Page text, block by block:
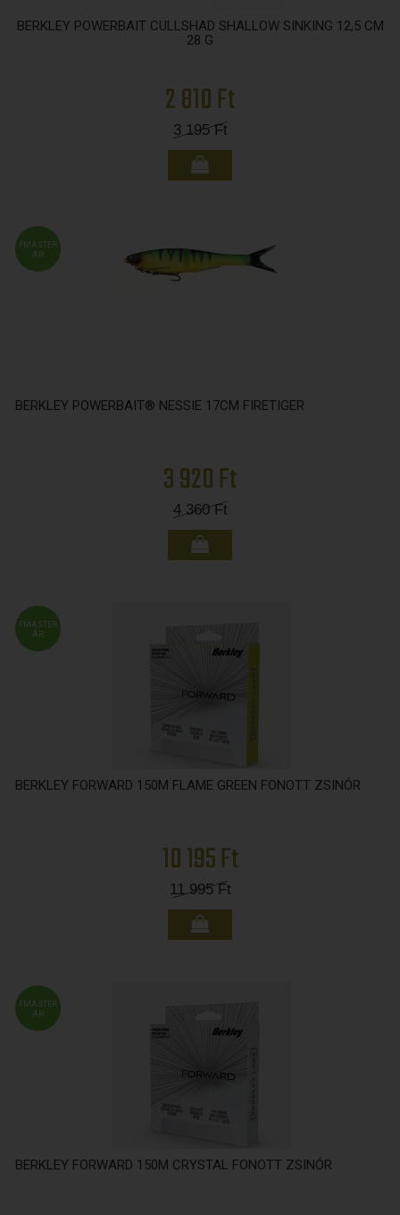
BERKLEY POWERBAIT CULLSHAD SHALLOW SINKING 12,5 CM
28 G
2 810 Ft
3 195Ft
FMASTER
ÁR
BERKLEY POWERBAIT® NESSIE 17CM FIRETIGER
3 920 Ft
4 360Ft
FMASTER
ÁR
BERKLEY FORWARD 150M FLAME GREEN FONOTT ZSINÓR
10 195 Ft
11 995Ft
FMASTER
ÁR
BERKLEY FORWARD 150M CRYSTAL FONOTT ZSINÓR